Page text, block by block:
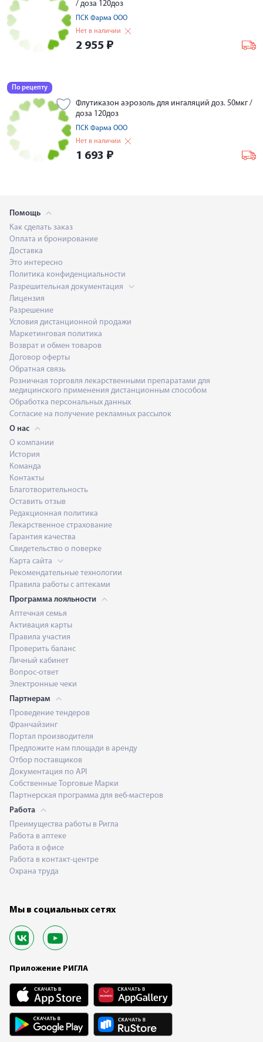
/ доза 120доз
ПСК Фарма ООО
Нет в наличии
2 955 ₽
По рецепту
Флутиказон аэрозоль для ингаляций доз. 50мкг /
доза 120доз
ПСК Фарма ООО
Нет в наличии
1 693 ₽
Помощь
Как сделать заказ
Оплата и бронирование
Доставка
Это интересно
Политика конфиденциальности
Разрешительная документация
Лицензия
Разрешение
Условия дистанционной продажи
Маркетинговая политика
Возврат и обмен товаров
Договор оферты
Обратная связь
Розничная торговля лекарственными препаратами для
медицинского применения дистанционным способом
Обработка персональных данных
Согласие на получение рекламных рассылок
О нас
О компании
История
Команда
Контакты
Благотворительность
Оставить отзыв
Редакционная политика
Лекарственное страхование
Гарантия качества
Свидетельство о поверке
Карта сайта
Рекомендательные технологии
Правила работы с аптеками
Программа лояльности
Аптечная семья
Активация карты
Правила участия
Проверить баланс
Личный кабинет
Вопрос-ответ
Электронные чеки
Партнерам
Проведение тендеров
Франчайзинг
Портал производителя
Предложите нам площади в аренду
Отбор поставщиков
Документация по API
Собственные Торговые Марки
Партнерская программа для веб-мастеров
Работа
Преимущества работы в Ригла
Работа в аптеке
Работа в офисе
Работа в контакт-центре
Охрана труда
Мы в социальных сетях
Приложение РИГЛА